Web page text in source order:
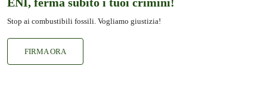
ENI, ferma subito i tuoi crimini!
Stop ai combustibili fossili. Vogliamo giustizia!
FIRMA ORA